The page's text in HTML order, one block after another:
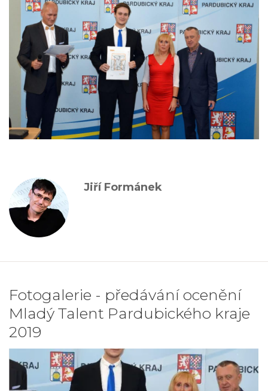
Jiří Formánek
Fotogalerie - předávání ocenění
Mladý Talent Pardubického kraje
2019